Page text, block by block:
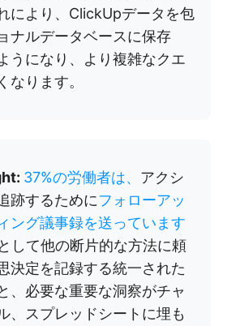
により、ClickUpデータを包
ナルデータベースに保存
うになり、より複雑なクエ
なります。
37%の労働者は、 アクシ
跡するためにフォローアッ
ング議事録を送っています
して他の断片的な方法に頼
決定を記録する統一された
、必要な重要な洞察がチャ
、スプレッドシートに埋も